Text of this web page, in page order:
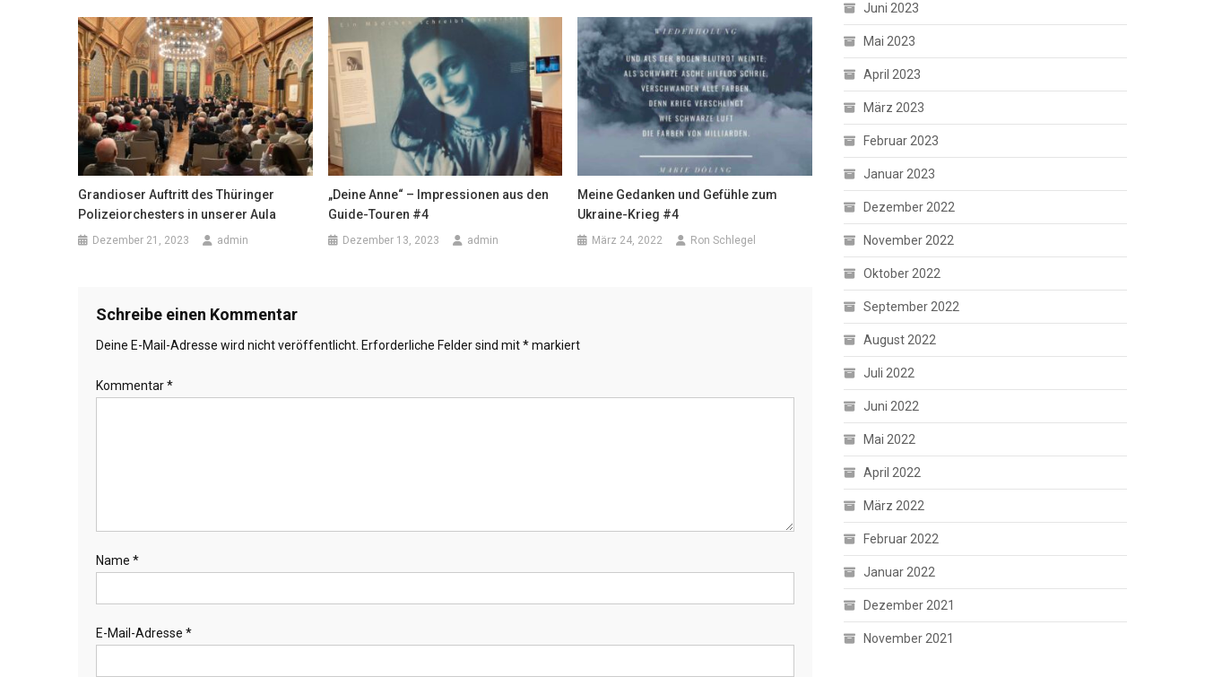
Grandioser Auftritt des Thüringer
Polizeiorchesters in unserer Aula
Dezember 21, 2023 admin
„Deine Anne“ – Impressionen aus den
Guide-Touren #4
Dezember 13, 2023 admin
Meine Gedanken und Gefühle zum
Ukraine-Krieg #4
März 24, 2022 Ron Schlegel
Schreibe einen Kommentar
Deine E-Mail-Adresse wird nicht veröffentlicht. Erforderliche Felder sind mit*markiert
Kommentar*
Name *
E-Mail-Adresse *
Juni 2023
Mai 2023
April 2023
März 2023
Februar 2023
Januar 2023
Dezember 2022
November 2022
Oktober 2022
September 2022
August 2022
Juli 2022
Juni 2022
Mai 2022
April 2022
März 2022
Februar 2022
Januar 2022
Dezember 2021
November 2021